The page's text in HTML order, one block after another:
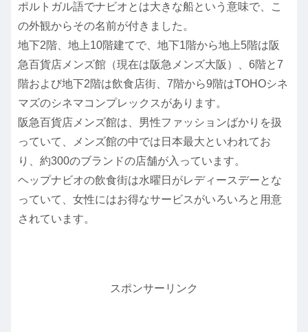
ポルトガル語でナビオとは大きな船という意味で、こ
の外観からその名前が付きました。
地下2階、地上10階建てで、地下1階から地上5階は阪
急百貨店メンズ館（現在は阪急メンズ大阪）、6階と7
階および地下2階は飲食店街、7階から9階はTOHOシネ
マズのシネマコンプレックスがあります。
阪急百貨店メンズ館は、男性ファッションばかりを扱
っていて、メンズ館の中では日本最大といわれてお
り、約300のブランドの店舗が入っています。
ヘップナビオの飲食街は水曜日がレディースデーとな
っていて、女性にはお得なサービスがいろいろと用意
されています。
スポンサーリンク